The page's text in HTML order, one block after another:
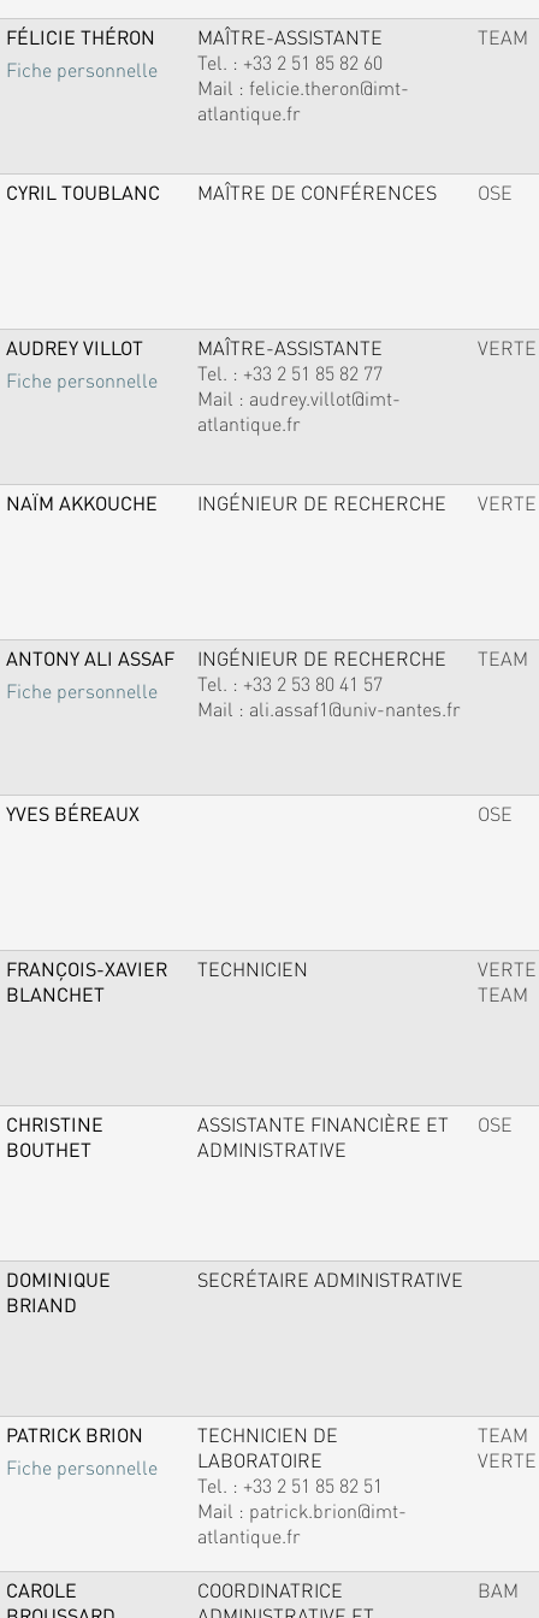
FÉLICIE THÉRON
Fiche personnelle
MAÎTRE-ASSISTANTE
Tel. : +33 2 51 85 82 60
Mail : felicie.theron@imt-
atlantique.fr
TEAM
CYRIL TOUBLANC MAÎTRE DE CONFÉRENCES OSE
AUDREY VILLOT
Fiche personnelle
MAÎTRE-ASSISTANTE
Tel. : +33 2 51 85 82 77
Mail : audrey.villot@imt-
atlantique.fr
VERTE
NAÏM AKKOUCHE INGÉNIEUR DE RECHERCHE VERTE
ANTONY ALI ASSAF
Fiche personnelle
INGÉNIEUR DE RECHERCHE
Tel. : +33 2 53 80 41 57
Mail : ali.assaf1@univ-nantes.fr
TEAM
YVES BÉREAUX OSE
FRANÇOIS-XAVIER
BLANCHET
TECHNICIEN
VERTE
TEAM
CHRISTINE
BOUTHET
ASSISTANTE FINANCIÈRE ET
ADMINISTRATIVE
OSE
DOMINIQUE
BRIAND
SECRÉTAIRE ADMINISTRATIVE
PATRICK BRION
Fiche personnelle
TECHNICIEN DE
LABORATOIRE
Tel. : +33 2 51 85 82 51
Mail : patrick.brion@imt-
atlantique.fr
TEAM
VERTE
CAROLE
COORDINATRICE
BAM